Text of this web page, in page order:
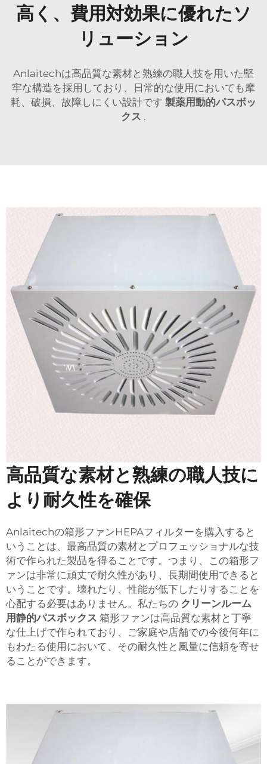
高く、費用対効果に優れたソ
リューション
Anlaitechは高品質な素材と熟練の職人技を用いた堅
牢な構造を採用しており、日常的な使用においても摩
耗、破損、故障しにくい設計です 製薬用動的パスボッ
クス .
高品質な素材と熟練の職人技に
より耐久性を確保
Anlaitechの箱形ファンHEPAフィルターを購入すると
いうことは、最高品質の素材とプロフェッショナルな技
術で作られた製品を得ることです。つまり、この箱形フ
ァンは非常に頑丈で耐久性があり、長期間使用できると
いうことです。壊れたり、性能が低下したりすることを
心配する必要はありません。私たちの クリーンルーム
用静的パスボックス 箱形ファンは高品質な素材と丁寧
な仕上げで作られており、ご家庭や店舗での今後何年に
もわたる使用において、その耐久性と風量に信頼を寄せ
ることができます。